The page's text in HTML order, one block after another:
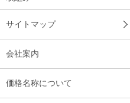
サイトマップ
会社案内
価格名称について